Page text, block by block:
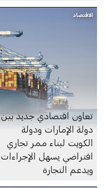
الاقتصاد
تعاون اقتصادي جديد بين
دولة الإمارات ودولة
الكويت لبناء ممر تجاري
افتراضي يسهل الإجراءات
ويدعم التجارة